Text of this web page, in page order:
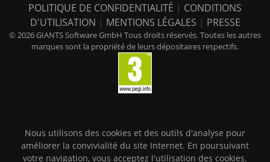
POLITIQUE DE CONFIDENTIALITÉ | CONDITIONS
D'UTILISATION | MENTIONS LÉGALES | PRESSE
© 2026 GIANTS Software GmbH Tous droits réservés. Toutes les autres
marques sont la propriété de leurs dépositaires respectifs.
Nous utilisons des cookies et des outils d'analyse pour
améliorer la convivialité du site Internet. En poursuivant
votre navigation, vous acceptez l'utilisation des cookies.